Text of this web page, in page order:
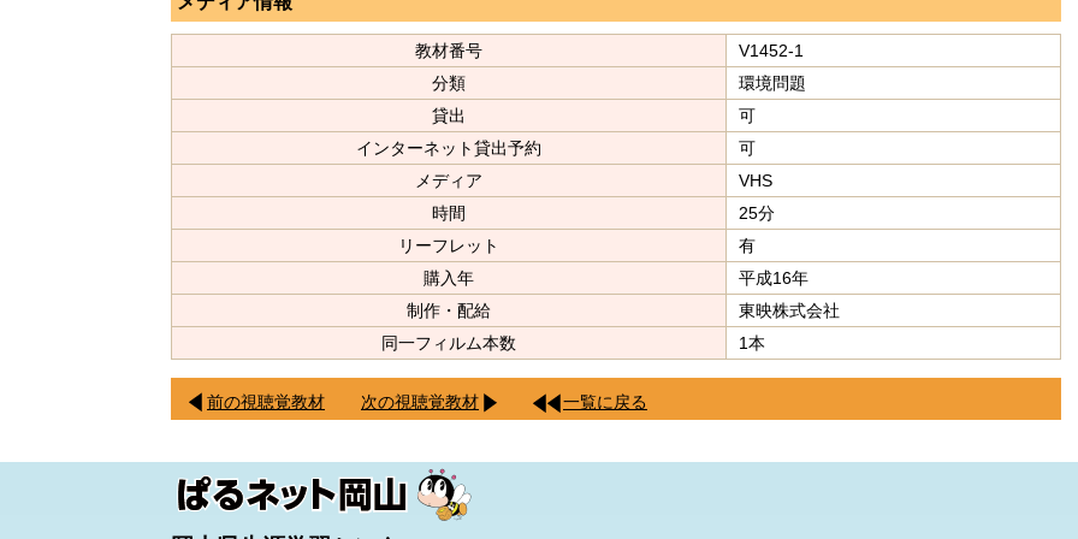
教材番号
V1452-1
分類
環境問題
貸出
可
インターネット貸出予約
可
メディア
VHS
時間
25分
リーフレット
有
購入年
平成16年
制作・配給
東映株式会社
同一フィルム本数
1本
前の視聴覚教材 次の視聴覚教材 一覧に戻る